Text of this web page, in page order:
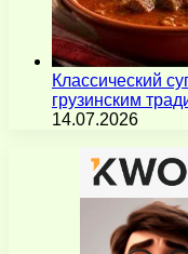
Классический
грузинским
14.07.2026